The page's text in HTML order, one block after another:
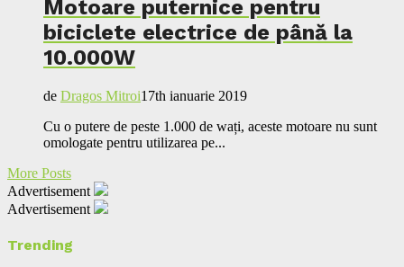
Motoare puternice pentru
biciclete electrice de până la
10.000W
de Dragos Mitroi17th ianuarie 2019
Cu o putere de peste 1.000 de wați, aceste motoare nu sunt
omologate pentru utilizarea pe...
More Posts
Advertisement
Advertisement
Trending